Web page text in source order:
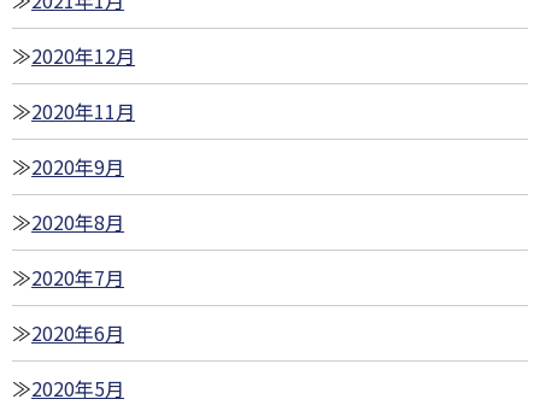
2020年12月
2020年11月
2020年9月
2020年8月
2020年7月
2020年6月
2020年5月